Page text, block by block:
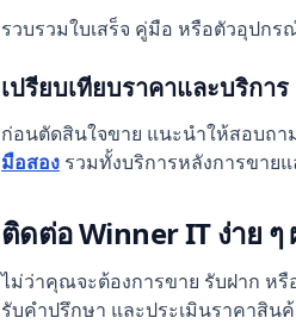
รวบรวมใบเสร็จ คู่มือ หรือตัวอุปก
เปรียบเทียบราคาและบริการ
ก่อนตัดสินใจขาย แนะนำให้สอบถา
มือสอง รวมทั้งบริการหลังการขาย
ติดต่อ Winner IT ง่าย ๆ
ไม่ว่าคุณจะต้องการขาย รับฝาก ห
รับคำปรึกษา และประเมินราคาสิ